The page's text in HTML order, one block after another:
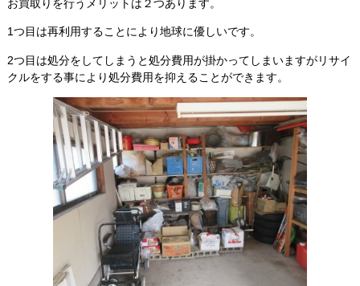
お買取りを行うメリットは２つあります。
1つ目は再利用することにより地球に優しいです。
2つ目は処分をしてしまうと処分費用が掛かってしまいますがリサイ
クルをする事により処分費用を抑えることができます。